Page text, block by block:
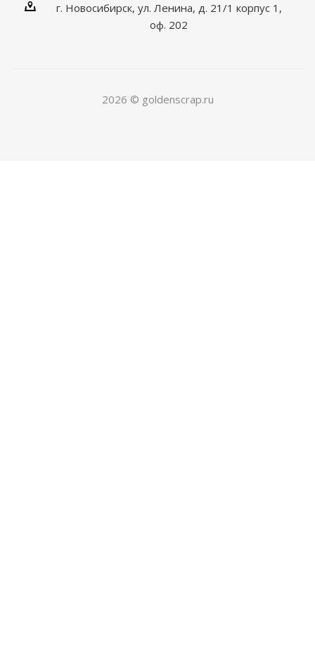
г. Новосибирск, ул. Ленина, д. 21/1 корпус 1,
оф. 202
2026 © goldenscrap.ru